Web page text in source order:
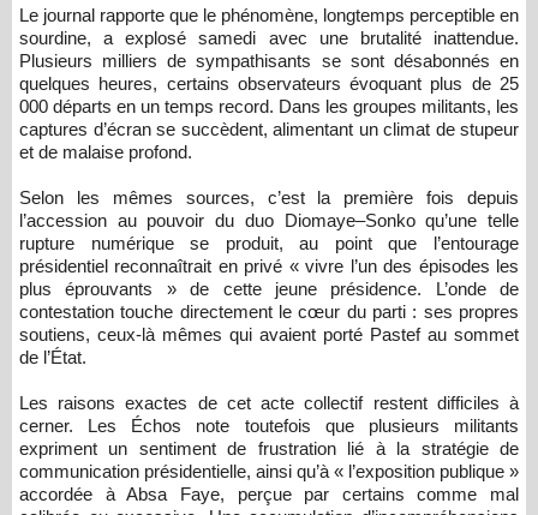
Le journal rapporte que le phénomène, longtemps perceptible en
sourdine, a explosé samedi avec une brutalité inattendue.
Plusieurs milliers de sympathisants se sont désabonnés en
quelques heures, certains observateurs évoquant plus de 25
000 départs en un temps record. Dans les groupes militants, les
captures d’écran se succèdent, alimentant un climat de stupeur
et de malaise profond.
Selon les mêmes sources, c’est la première fois depuis
l’accession au pouvoir du duo Diomaye–Sonko qu’une telle
rupture numérique se produit, au point que l’entourage
présidentiel reconnaîtrait en privé « vivre l’un des épisodes les
plus éprouvants » de cette jeune présidence. L’onde de
contestation touche directement le cœur du parti : ses propres
soutiens, ceux-là mêmes qui avaient porté Pastef au sommet
de l’État.
Les raisons exactes de cet acte collectif restent difficiles à
cerner. Les Échos note toutefois que plusieurs militants
expriment un sentiment de frustration lié à la stratégie de
communication présidentielle, ainsi qu’à « l’exposition publique »
accordée à Absa Faye, perçue par certains comme mal